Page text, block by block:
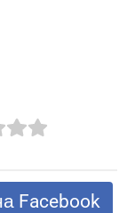
Facebook